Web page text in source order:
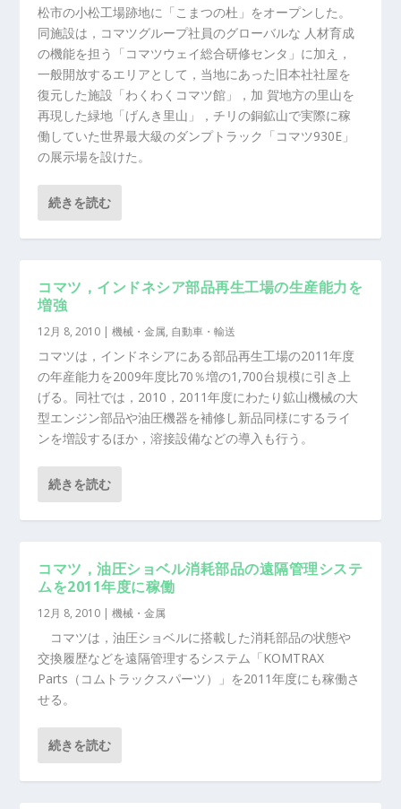
松市の小松工場跡地に「こまつの杜」をオープンした。
同施設は，コマツグループ社員のグローバルな 人材育成
の機能を担う「コマツウェイ総合研修センタ」に加え，
一般開放するエリアとして，当地にあった旧本社社屋を
復元した施設「わくわくコマツ館」，加 賀地方の里山を
再現した緑地「げんき里山」，チリの銅鉱山で実際に稼
働していた世界最大級のダンプトラック「コマツ930E」
の展示場を設けた。
続きを読む
コマツ，インドネシア部品再生工場の生産能力を
増強
12月 8, 2010 |機械・金属, 自動車・輸送
コマツは，インドネシアにある部品再生工場の2011年度
の年産能力を2009年度比70％増の1,700台規模に引き上
げる。同社では，2010，2011年度にわたり鉱山機械の大
型エンジン部品や油圧機器を補修し新品同様にするライ
ンを増設するほか，溶接設備などの導入も行う。
続きを読む
コマツ，油圧ショベル消耗部品の遠隔管理システ
ムを2011年度に稼働
12月 8, 2010 |機械・金属
コマツは，油圧ショベルに搭載した消耗部品の状態や
交換履歴などを遠隔管理するシステム「KOMTRAX
Parts（コムトラックスパーツ）」を2011年度にも稼働さ
せる。
続きを読む